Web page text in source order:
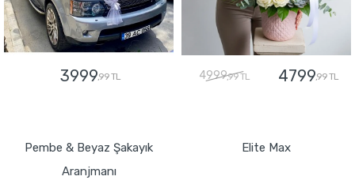
3999,99 TL 4999,99 TL 4799,99 TL
Pembe & Beyaz Şakayık
Aranjmanı
Elite Max